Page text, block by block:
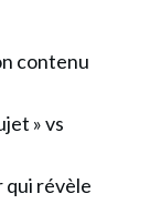
contenu
» vs
qui révèle